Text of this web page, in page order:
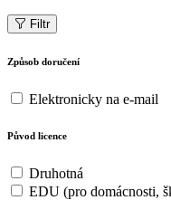
Filtr
Způsob doručení
Elektronicky na e-mail
Původ licence
Druhotná
EDU (pro domácnosti,